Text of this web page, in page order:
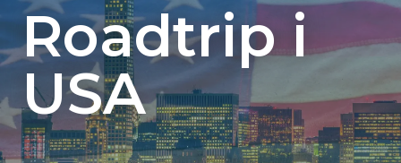
Roadtrip i
USA